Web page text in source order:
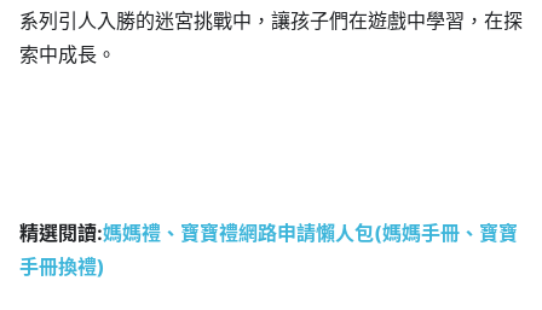
系列引人入勝的迷宮挑戰中，讓孩子們在遊戲中學習，在探
索中成長。
精選閱讀:媽媽禮、寶寶禮網路申請懶人包(媽媽手冊、寶寶
手冊換禮)